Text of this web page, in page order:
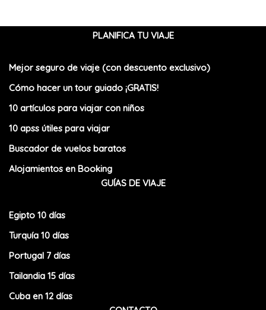
PLANIFICA TU VIAJE
Mejor seguro de viaje (con descuento exclusivo)
Cómo hacer un tour guiado ¡GRATIS!
10 artículos para viajar con niños
10 apss útiles para viajar
Buscador de vuelos baratos
Alojamientos en Booking
GUÍAS DE VIAJE
Egipto 10 días
Turquía 10 días
Portugal 7 días
Tailandia 15 días
Cuba en 12 días